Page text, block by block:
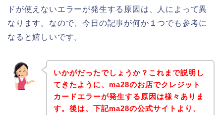
ドが使えないエラーが発生する原因は、人によって異
なります。なので、今日の記事が何か１つでも参考に
なると嬉しいです。
いかがだったでしょうか？これまで説明し
てきたように、ma28のお店でクレジット
カードエラーが発生する原因は様々ありま
す。後は、下記ma28の公式サイトより、